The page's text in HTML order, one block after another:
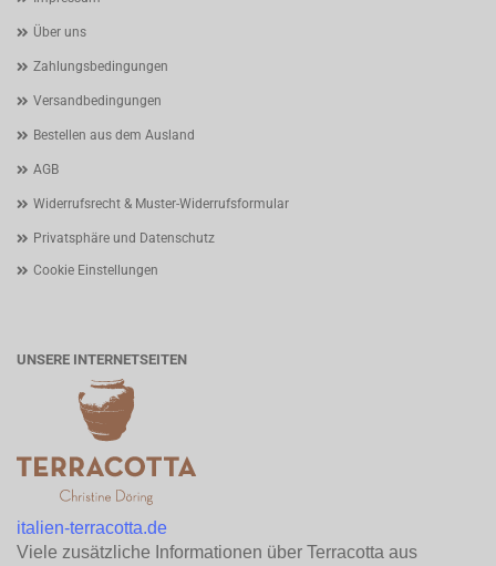
Über uns
Zahlungsbedingungen
Versandbedingungen
Bestellen aus dem Ausland
AGB
Widerrufsrecht & Muster-Widerrufsformular
Privatsphäre und Datenschutz
Cookie Einstellungen
UNSERE INTERNETSEITEN
italien-terracotta.de
Viele zusätzliche Informationen über Terracotta aus